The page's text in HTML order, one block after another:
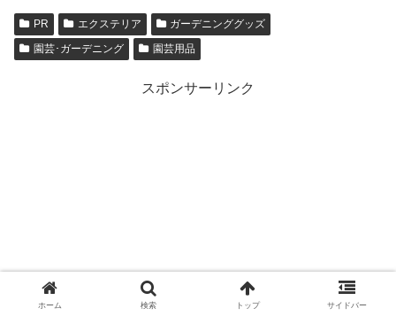
PR エクステリア
ガーデニンググッズ
園芸･ガーデニング
園芸用品
スポンサーリンク
ホーム 検索 トップ サイドバー